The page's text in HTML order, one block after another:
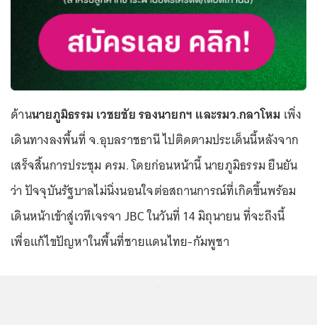
ด้านนายภูมิธรรม เวชยชัย รองนายกฯ และรมว.กลาโหม เพิ่ง
เดินทางลงพื้นที่ จ.อุบลราชธานี ไปติดตามประเด็นนี้หลังจาก
เสร็จสิ้นการประชุม ครม. โดยก่อนหน้านี้ นายภูมิธรรม ยืนยัน
ว่า ปัจจุบันรัฐบาลไม่นิ่งนอนใจต่อสถานการณ์ที่เกิดขึ้นพร้อม
เดินหน้าเข้าสู่เวทีเจรจา JBC ในวันที่ 14 มิถุนายน ที่จะถึงนี้
เพื่อแก้ไขปัญหาในพื้นที่ชายแดนไทย-กัมพูชา